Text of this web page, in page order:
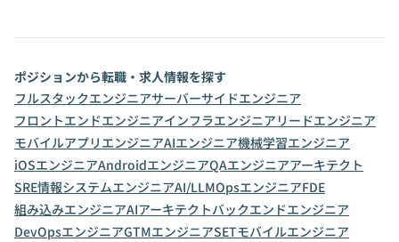
ポジションから転職・求人情報を探す
フルスタックエンジニアサーバーサイドエンジニア
フロントエンドエンジニアインフラエンジニア リードエンジニア
モバイルアプリエンジニアAIエンジニア機械学習エンジニア
iOSエンジニアAndroidエンジニアQAエンジニアアーキテクト
SRE情報システムエンジニアAI/LLMOpsエンジニアFDE
組み込みエンジニアAIアーキテクトバックエンドエンジニア
DevOpsエンジニアGTMエンジニアSETモバイルエンジニア